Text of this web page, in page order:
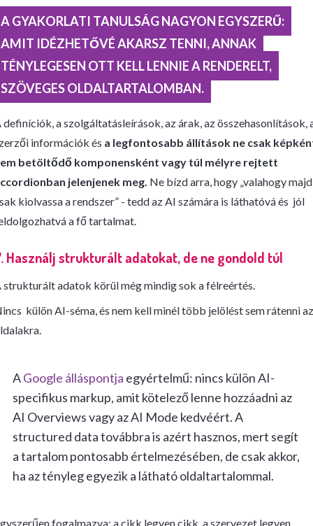
A GYAKORLATI TANULSÁG NAGYON EGYSZERŰ:
AMIT IDÉZHETŐVÉ AKARSZ TENNI, ANNAK
TÉNYLEGESEN OTT KELL LENNIE A RENDERELT,
SZÖVEGES OLDALTARTALOMBAN.
definíciók, a szolgáltatásleírások, az árak, az összehasonlítások,
információk és a legfontosabb állítások ne csak
betöltődő komponensként vagy túl mélyre rejtett
jelenjenek meg. Ne bízd arra, hogy „valahogy majd
kiolvassa a rendszer” - tedd az AI számára is láthatóvá és jól
a fő tartalmat.
Használj strukturált adatokat, de ne gondold túl
strukturált adatok körül még mindig sok a félreértés.
külön AI-séma, és nem kell minél több jelölést sem rátenni az
AGoogle álláspontja egyértelmű: nincs külön AI-
specifikus markup, amit kötelező lenne hozzáadni az
AI Overviews vagy az AI Mode kedvéért. A
structured data továbbra is azért hasznos, mert segít
a tartalom pontosabb értelmezésében, de csak akkor,
ha az tényleg egyezik a látható oldaltartalommal.
fogalmazva: a cikk legyen cikk, a szervezet legyen